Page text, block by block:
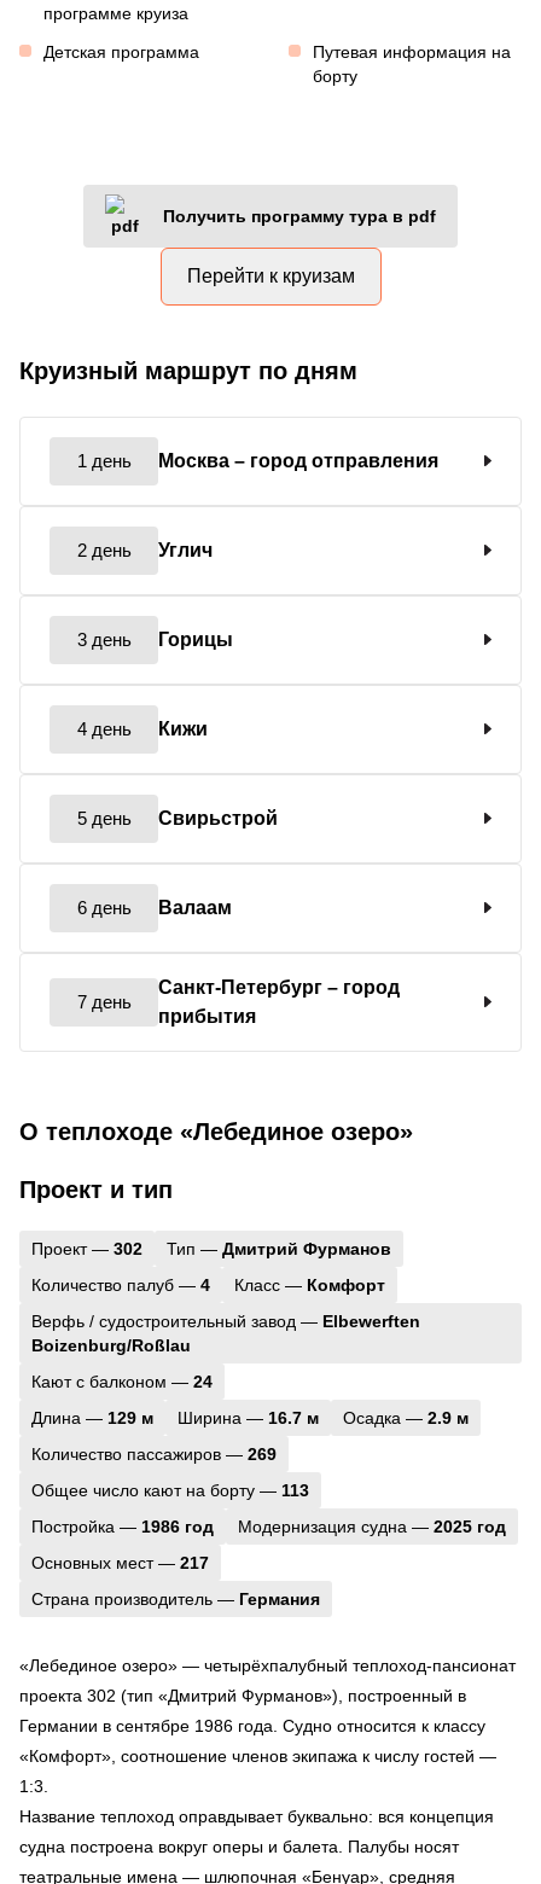
программе круиза
Детская программа
Путевая информация на
борту
Получить программу тура в pdf
Перейти к круизам
Круизный маршрут по дням
1 день Москва – город отправления
2 день Углич
3 день Горицы
4 день Кижи
5 день Свирьстрой
6 день Валаам
7 день
Санкт-Петербург – город
прибытия
О теплоходе «Лебединое озеро»
Проект и тип
Проект — 302 Тип — Дмитрий Фурманов
Количество палуб — 4 Класс — Комфорт
Верфь / судостроительный завод — Elbewerften
Boizenburg/Roßlau
Кают с балконом — 24
Длина — 129 м Ширина — 16.7 м Осадка — 2.9 м
Количество пассажиров — 269
Общее число кают на борту — 113
Постройка — 1986 год Модернизация судна — 2025 год
Основных мест — 217
Страна производитель — Германия
«Лебединое озеро» — четырёхпалубный теплоход-пансионат
проекта 302 (тип «Дмитрий Фурманов»), построенный в
Германии в сентябре 1986 года. Судно относится к классу
«Комфорт», соотношение членов экипажа к числу гостей —
1:3.
Название теплоход оправдывает буквально: вся концепция
судна построена вокруг оперы и балета. Палубы носят
театральные имена — шлюпочная «Бенуар», средняя